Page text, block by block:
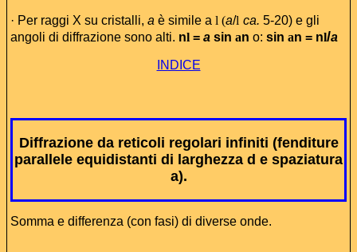
· Per raggi X su cristalli, a è simile a l (a/l ca. 5-20) e gli
angoli di diffrazione sono alti. nl = a sin an o: sin an = nl/a
INDICE
Diffrazione da reticoli regolari infiniti (fenditure
parallele equidistanti di larghezza d e spaziatura
a).
Somma e differenza (con fasi) di diverse onde.